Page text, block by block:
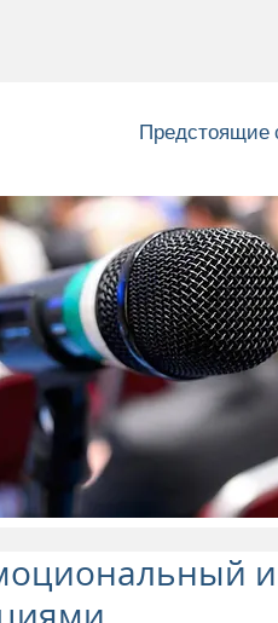
Предстоящие